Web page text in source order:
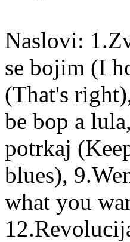
Naslovi:
se bojim (I
(That's
be bop a
potrkaj
blues),
what you